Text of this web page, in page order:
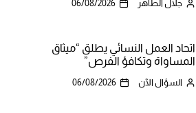
جلال الطاهر 06/08/2026
اتحاد العمل النسائي يطلق “ميثاق
المساواة وتكافؤ الفرص”
السؤال الآن 06/08/2026